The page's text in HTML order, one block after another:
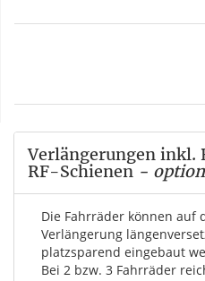
Verlängerungen inkl.
RF-Schienen -
Die Fahrräder können auf
Verlängerung
platzsparend eingebaut
Bei 2 bzw. 3 Fahrräder